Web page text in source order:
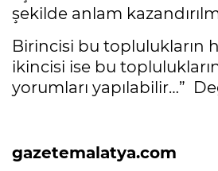
şekilde anlam
Birincisi bu toplulukların
ikincisi ise bu
yorumları yapılabilir…”
gazetemalatya.com